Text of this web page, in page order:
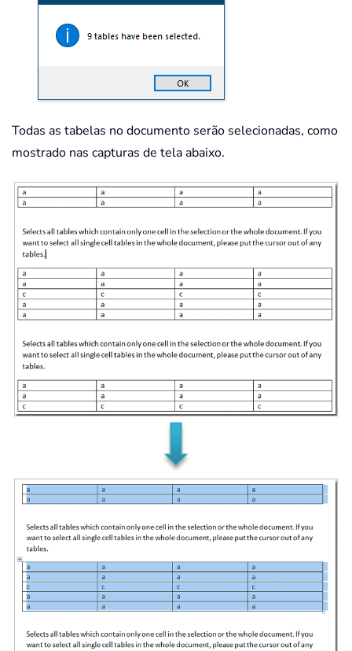
Todas as tabelas no documento serão selecionadas, como
mostrado nas capturas de tela abaixo.